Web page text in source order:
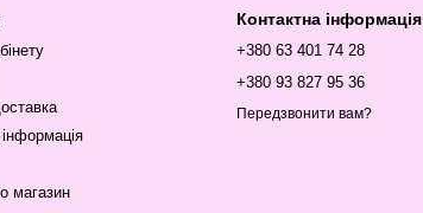
магазин
Контактна інформація
+380 63 401 74 28
+380 93 827 95 36
Передзвонити вам?